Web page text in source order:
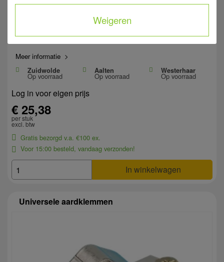
Toepassing Voor montage van buizen
Montageband staal
Materiaal verzinkt en geplastificeerd
Meer informatie >
Zuidwolde
Op voorraad
Aalten
Op voorraad
Westerhaar
Op voorraad
Log in voor eigen prijs
€ 25,38
per stuk
excl. btw
Gratis bezorgd v.a. €100 ex.
Voor 15:00 besteld, vandaag verzonden!
In winkelwagen
Universele aardklemmen
Weigeren